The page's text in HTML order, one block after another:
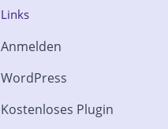
Links
Anmelden
WordPress
Kostenloses Plugin